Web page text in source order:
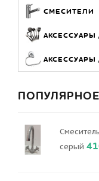
СМЕСИТЕЛИ
ПОПУЛЯРНОЕ
серый